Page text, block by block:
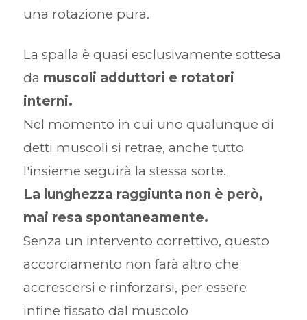
una rotazione pura.
La spalla è quasi esclusivamente sottesa
da muscoli adduttori e rotatori
interni.
Nel momento in cui uno qualunque di
detti muscoli si retrae, anche tutto
l'insieme seguirà la stessa sorte.
La lunghezza raggiunta non è però,
mai resa spontaneamente.
Senza un intervento correttivo, questo
accorciamento non farà altro che
accrescersi e rinforzarsi, per essere
infine fissato dal muscolo